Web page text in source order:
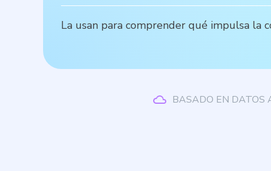
La usan para comprender qué impulsa la
BASADO EN DATOS